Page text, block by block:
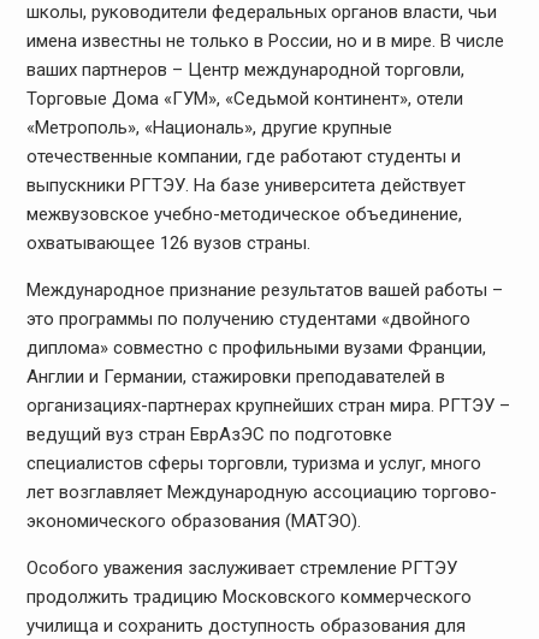
школы, руководители федеральных органов власти, чьи
имена известны не только в России, но и в мире. В числе
ваших партнеров – Центр международной торговли,
Торговые Дома «ГУМ», «Седьмой континент», отели
«Метрополь», «Националь», другие крупные
отечественные компании, где работают студенты и
выпускники РГТЭУ. На базе университета действует
межвузовское учебно-методическое объединение,
охватывающее 126 вузов страны.
Международное признание результатов вашей работы –
это программы по получению студентами «двойного
диплома» совместно с профильными вузами Франции,
Англии и Германии, стажировки преподавателей в
организациях-партнерах крупнейших стран мира. РГТЭУ –
ведущий вуз стран ЕврАзЭС по подготовке
специалистов сферы торговли, туризма и услуг, много
лет возглавляет Международную ассоциацию торгово-
экономического образования (МАТЭО).
Особого уважения заслуживает стремление РГТЭУ
продолжить традицию Московского коммерческого
училища и сохранить доступность образования для